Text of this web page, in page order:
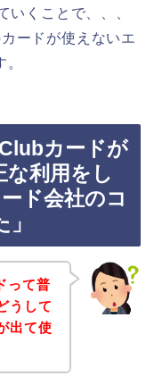
いくことで、、、
ードが使えないエ
カードが
な利用をし
ド会社のコ
って普
うして
出て使